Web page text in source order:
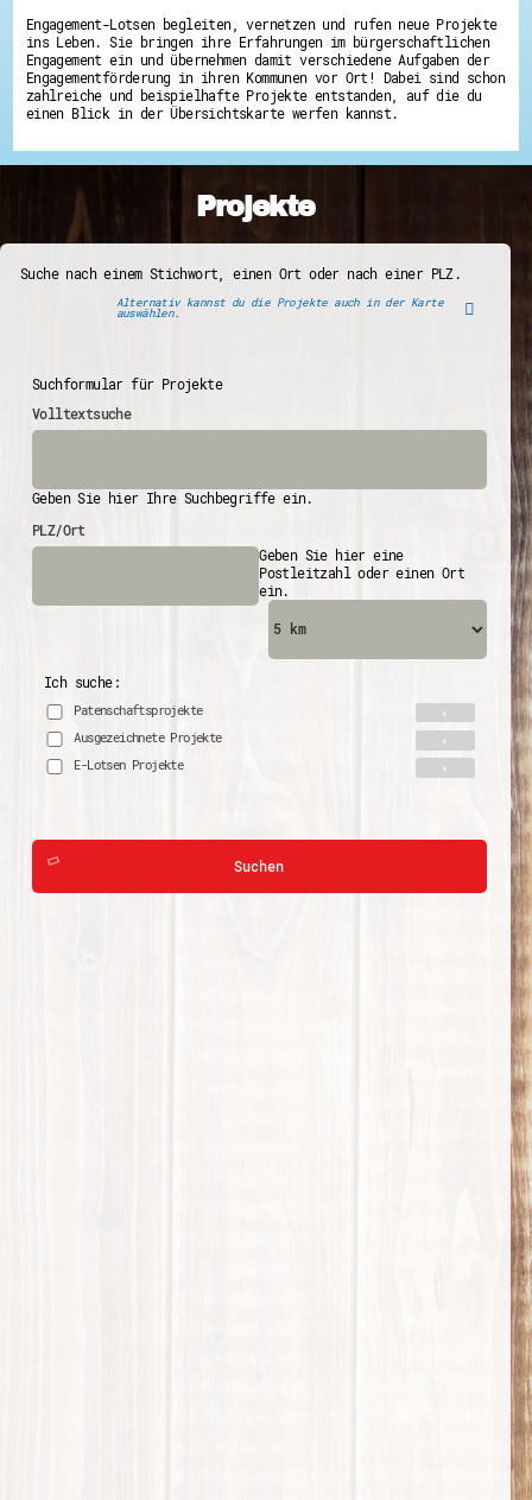
Engagement-Lotsen begleiten, vernetzen und rufen neue Projekte
ins Leben. Sie bringen ihre Erfahrungen im bürgerschaftlichen
Engagement ein und übernehmen damit verschiedene Aufgaben der
Engagementförderung in ihren Kommunen vor Ort! Dabei sind schon
zahlreiche und beispielhafte Projekte entstanden, auf die du
einen Blick in der Übersichtskarte werfen kannst.
Projekte
Suche nach einem Stichwort, einen Ort oder nach einer PLZ.
Alternativ kannst du die Projekte auch in der Karte
auswählen.
Suchformular für Projekte
Volltextsuche
Geben Sie hier Ihre Suchbegriffe ein.
PLZ/Ort
Geben Sie hier eine
Postleitzahl oder einen Ort
ein.
Ich suche:
Patenschaftsprojekte
Ausgezeichnete Projekte
E-Lotsen Projekte
Suchen